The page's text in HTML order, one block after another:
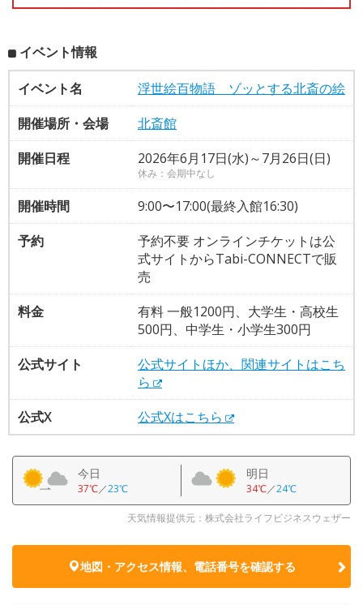
イベント情報
イベント名
浮世絵百物語 ゾッとする北斎の絵
開催場所・会場
北斎館
開催日程
2026年6月17日(水)～7月26日(日)
休み：会期中なし
開催時間
9:00〜17:00(最終入館16:30)
予約
予約不要 オンラインチケットは公
式サイトからTabi-CONNECTで販
売
料金
有料 一般1200円、大学生・高校生
500円、中学生・小学生300円
公式サイト
公式サイトほか、関連サイトはこち
ら
公式X
公式Xはこちら
今日
37℃／23℃
明日
34℃／24℃
天気情報提供元：株式会社ライフビジネスウェザー
地図・アクセス情報、電話番号を確認する